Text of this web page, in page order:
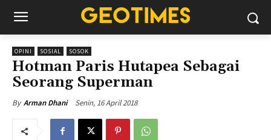
OPINI SOSIAL SOSOK
Hotman Paris Hutapea Sebagai
Seorang Superman
By Arman Dhani Senin, 16 April 2018